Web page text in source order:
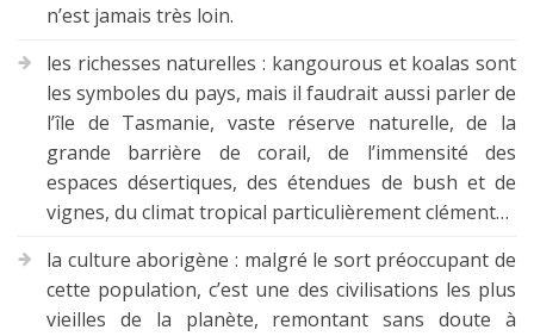
n’est jamais très loin.
les richesses naturelles : kangourous et koalas sont
les symboles du pays, mais il faudrait aussi parler de
l’île de Tasmanie, vaste réserve naturelle, de la
grande barrière de corail, de l’immensité des
espaces désertiques, des étendues de bush et de
vignes, du climat tropical particulièrement clément…
la culture aborigène : malgré le sort préoccupant de
cette population, c’est une des civilisations les plus
vieilles de la planète, remontant sans doute à